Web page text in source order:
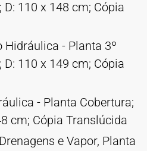
D: 110 x 148 cm; Cópia
Hidráulica - Planta 3º
D: 110 x 149 cm; Cópia
- Planta Cobertura;
cm; Cópia Translúcida
e Vapor, Planta